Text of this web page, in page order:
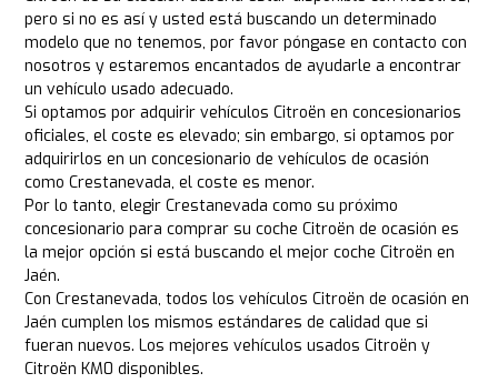
pero si no es así y usted está buscando un determinado
modelo que no tenemos, por favor póngase en contacto con
nosotros y estaremos encantados de ayudarle a encontrar
un vehículo usado adecuado.
Si optamos por adquirir vehículos Citroën en concesionarios
oficiales, el coste es elevado; sin embargo, si optamos por
adquirirlos en un concesionario de vehículos de ocasión
como Crestanevada, el coste es menor.
Por lo tanto, elegir Crestanevada como su próximo
concesionario para comprar su coche Citroën de ocasión es
la mejor opción si está buscando el mejor coche Citroën en
Jaén.
Con Crestanevada, todos los vehículos Citroën de ocasión en
Jaén cumplen los mismos estándares de calidad que si
fueran nuevos. Los mejores vehículos usados Citroën y
Citroën KM0 disponibles.